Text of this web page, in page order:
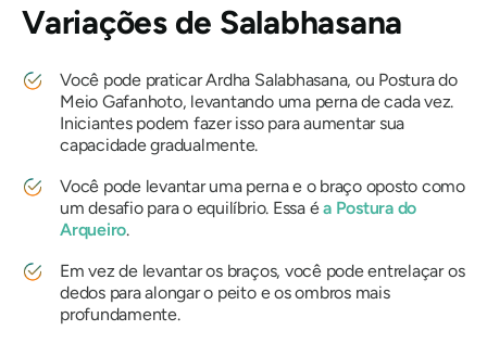
Variações de Salabhasana
Você pode praticar Ardha Salabhasana, ou Postura do
Meio Gafanhoto, levantando uma perna de cada vez.
Iniciantes podem fazer isso para aumentar sua
capacidade gradualmente.
Você pode levantar uma perna e o braço oposto como
um desafio para o equilíbrio. Essa éa Postura do
Arqueiro.
Em vez de levantar os braços, você pode entrelaçar os
dedos para alongar o peito e os ombros mais
profundamente.